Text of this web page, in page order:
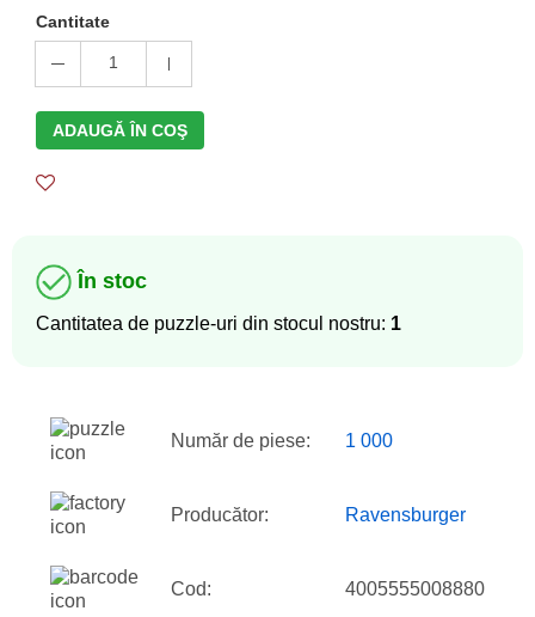
Cantitate
1
ADAUGĂ ÎN COŞ
În stoc
Cantitatea de puzzle-uri din stocul nostru: 1
Număr de piese: 1 000
Producător: Ravensburger
Cod: 4005555008880